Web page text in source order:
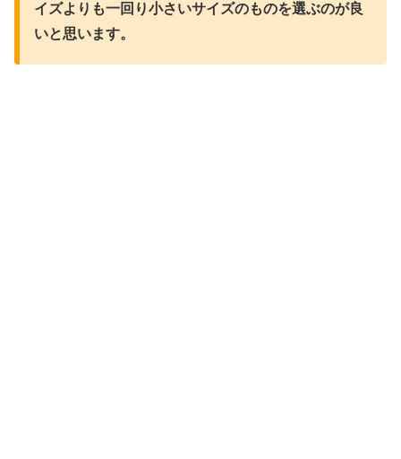
イズよりも一回り小さいサイズのものを選ぶのが良
いと思います。